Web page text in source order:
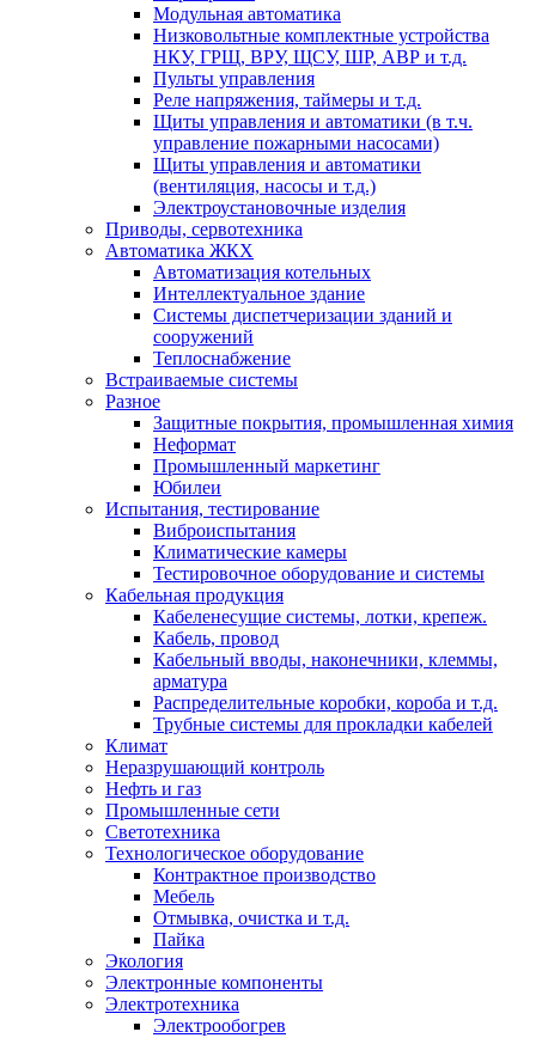
Модульная автоматика
Низковольтные комплектные устройства
НКУ, ГРЩ, ВРУ, ЩСУ, ШР, АВР и т.д.
Пульты управления
Реле напряжения, таймеры и т.д.
Щиты управления и автоматики (в т.ч.
управление пожарными насосами)
Щиты управления и автоматики
(вентиляция, насосы и т.д.)
Электроустановочные изделия
Приводы, сервотехника
Автоматика ЖКХ
Автоматизация котельных
Интеллектуальное здание
Системы диспетчеризации зданий и
сооружений
Теплоснабжение
Встраиваемые системы
Разное
Защитные покрытия, промышленная химия
Неформат
Промышленный маркетинг
Юбилеи
Испытания, тестирование
Виброиспытания
Климатические камеры
Тестировочное оборудование и системы
Кабельная продукция
Кабеленесущие системы, лотки, крепеж.
Кабель, провод
Кабельный вводы, наконечники, клеммы,
арматура
Распределительные коробки, короба и т.д.
Трубные системы для прокладки кабелей
Климат
Неразрушающий контроль
Нефть и газ
Промышленные сети
Светотехника
Технологическое оборудование
Контрактное производство
Мебель
Отмывка, очистка и т.д.
Пайка
Экология
Электронные компоненты
Электротехника
Электрообогрев